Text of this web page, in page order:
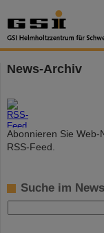
News-Archiv
Abonnieren Sie Web-
RSS-Feed.
Suche im